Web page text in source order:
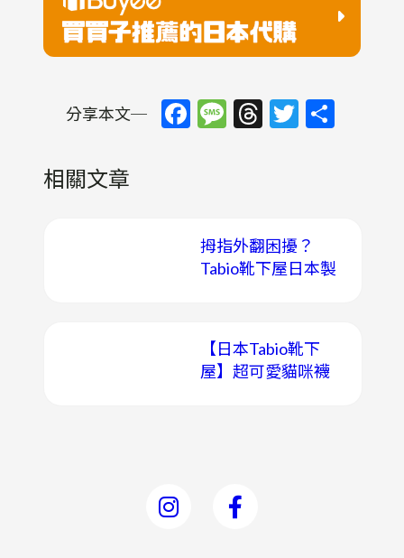
分享本文─ Facebook
Message
Threads
Twitter
相關文章
拇指外翻困擾？
Tabio靴下屋日本製
【日本Tabio靴下
屋】超可愛貓咪襪